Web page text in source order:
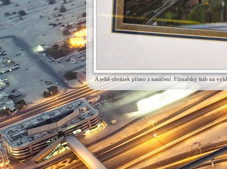
A ještě obrázek přímo z natáčení. Filmařský štáb na